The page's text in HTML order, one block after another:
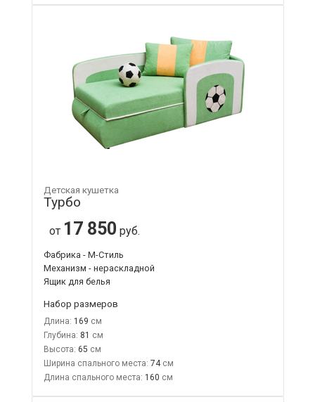
Детская кушетка
Турбо
от 17 850 руб.
Фабрика - М-Стиль
Механизм - нераскладной
Ящик для белья
Набор размеров
Длина: 169
Глубина: 81
Высота: 65
Ширина спального места: 74
Длина спального места: 160